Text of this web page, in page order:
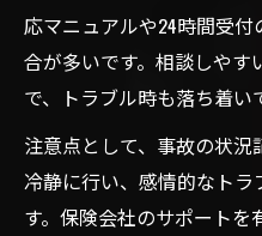
応マニュアルや24時間受
合が多いです。相談しやす
で、トラブル時も落ち着い
注意点として、事故の状
冷静に行い、感情的なト
す。保険会社のサポート